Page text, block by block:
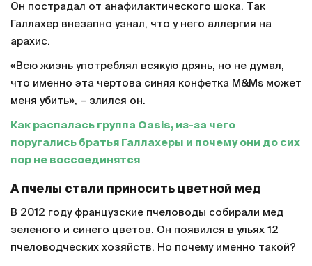
Он пострадал от анафилактического шока. Так
Галлахер внезапно узнал, что у него аллергия на
арахис.
«Всю жизнь употреблял всякую дрянь, но не думал,
что именно эта чертова синяя конфетка M&Ms может
меня убить», – злился он.
Как распалась группа Oasis, из-за чего
поругались братья Галлахеры и почему они до сих
пор не воссоединятся
А пчелы стали приносить цветной мед
В 2012 году французские пчеловоды собирали мед
зеленого и синего цветов. Он появился в ульях 12
пчеловодческих хозяйств. Но почему именно такой?